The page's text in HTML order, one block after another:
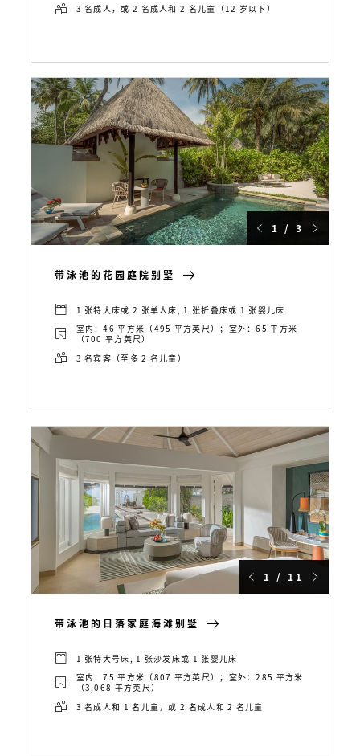
3 名成人，或 2 名成人和 2 名儿童（12 岁以下）
1 / 3
带泳池的花园庭院别墅
1 张特大床或 2 张单人床, 1 张折叠床或 1 张婴儿床
室内：46 平方米（495 平方英尺）；室外：65 平方米
（700 平方英尺）
3 名宾客（至多 2 名儿童）
1 / 11
带泳池的日落家庭海滩别墅
1 张特大号床, 1 张沙发床或 1 张婴儿床
室内：75 平方米（807 平方英尺）；室外：285 平方米
（3,068 平方英尺）
3 名成人和 1 名儿童，或 2 名成人和 2 名儿童